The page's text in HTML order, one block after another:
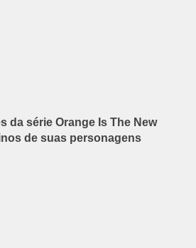
da série Orange Is The New
de suas personagens